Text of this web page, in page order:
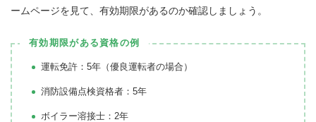
ームページを見て、有効期限があるのか確認しましょう。
有効期限がある資格の例
運転免許：5年（優良運転者の場合）
消防設備点検資格者：5年
ボイラー溶接士：2年